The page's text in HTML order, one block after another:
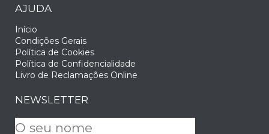
AJUDA
Início
Condições Gerais
Política de Cookies
Política de Confidencialidade
Livro de Reclamações Online
NEWSLETTER